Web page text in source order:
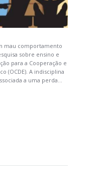
mau comportamento
sobre ensino e
para a Cooperação e
(OCDE). A indisciplina
a uma perda...